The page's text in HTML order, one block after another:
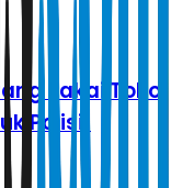
Pakai Toko
Polisi!